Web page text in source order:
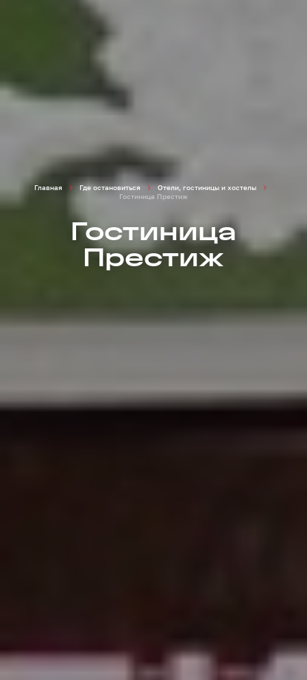
Главная Где остановиться
Отели, гостиницы и хостелы
Гостиница Престиж
Гостиница
Престиж